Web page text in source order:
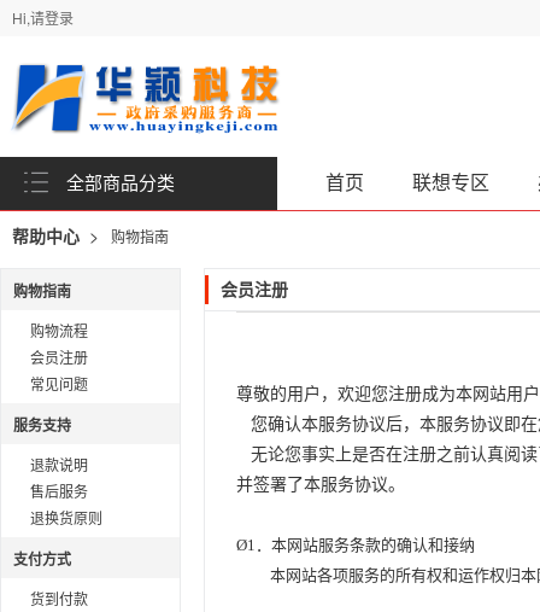
Hi,请登录
全部商品分类 首页 联想专区
帮助中心 > 购物指南
购物指南
购物流程
会员注册
常见问题
服务支持
退款说明
售后服务
退换货原则
支付方式
货到付款
会员注册
尊敬的用户，欢迎您注册成为本网站用
您确认本服务协议后，本服务协议即
无论您事实上是否在注册之前认真阅
并签署了本服务协议。
Ø1 ．本网站服务条款的确认和接纳
本网站各项服务的所有权和运作权归